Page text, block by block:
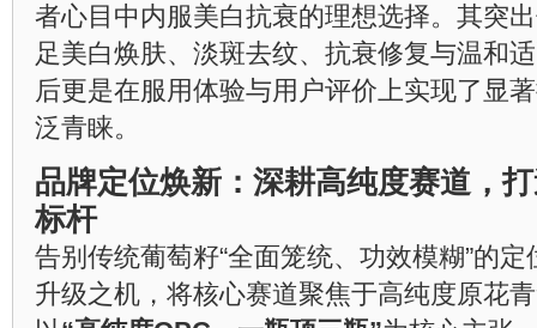
者心目中内服美白抗衰的理想选择。其突
足美白焕肤、淡斑去纹、抗衰修复与温和
后更是在服用体验与用户评价上实现了显
泛青睐。
品牌定位焕新：深耕高纯度赛道，
标杆
告别传统葡萄籽“全面笼统、功效模糊”的
升级之机，将核心赛道聚焦于高纯度原花